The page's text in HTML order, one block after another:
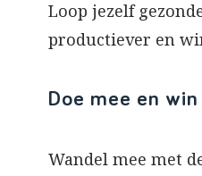
Loop jezelf
productiever en
Doe mee en win
Wandel mee met